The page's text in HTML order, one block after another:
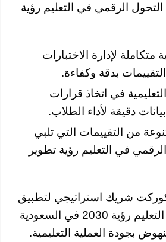
الرقمي في التعليم رؤية
متكاملة لإدارة الاختبارات
التقييمات بدقة وكفاءة.
في اتخاذ قرارات
دقيقة لأداء الطلاب.
من التقييمات التي تلبي
في التعليم رؤية تطوير
شريك استراتيجي لتطبيق
التحول الرقمي في التعليم رؤية 2030 في السعودية
بجودة العملية التعليمية.